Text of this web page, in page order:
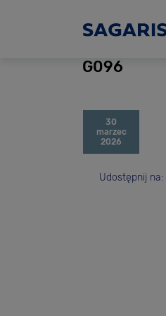
G096
30
marzec
2026
Udostępnij na: